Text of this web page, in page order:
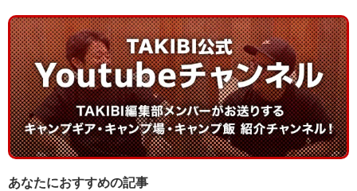
あなたにおすすめの記事